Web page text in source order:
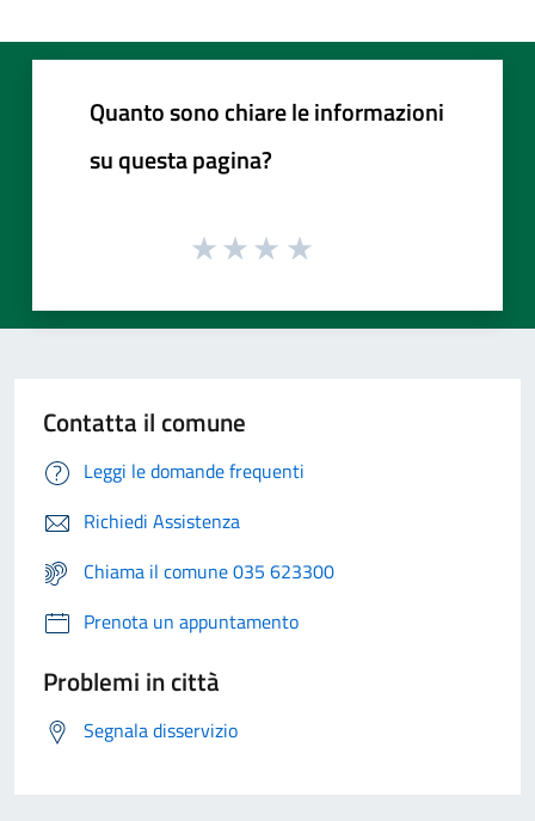
Quanto sono chiare le informazioni
su questa pagina?
Contatta il comune
Leggi le domande frequenti
Richiedi Assistenza
Chiama il comune 035 623300
Prenota un appuntamento
Problemi in città
Segnala disservizio